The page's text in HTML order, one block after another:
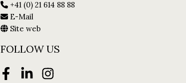
+41 (0) 21 614 88 88
E-Mail
Site web
FOLLOW US
FacebookLinkedInInstagram